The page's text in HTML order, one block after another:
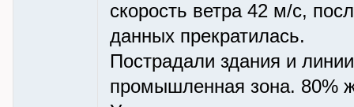
скорость ветра 42 м/с,
данных прекратилась.
Пострадали здания и
промышленная зона. 80%